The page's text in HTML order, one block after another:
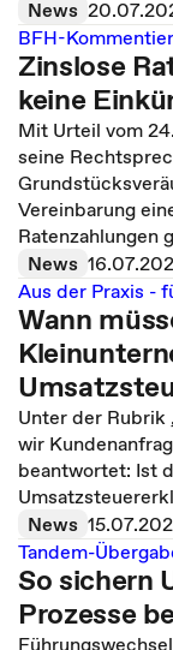
News
BFH-
Zinslose
keine
Mit Urteil vom
seine
Vereinbarung
Ratenzahlungen
News
Aus der Praxis -
Wann
Unter der Rubrik
wir
beantwortet: Ist
News
Tandem-
So sichern
Prozesse